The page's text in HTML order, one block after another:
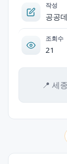
작성
공공
조회수
21
📍 세